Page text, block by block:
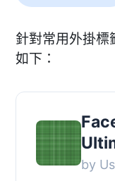
針對常用外掛
如下：
by